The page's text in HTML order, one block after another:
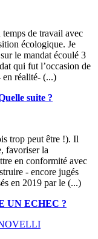
temps de travail avec
écologique. Je
le mandat écoulé 3
qui fut l’occasion de
en réalité- (...)
suite ?
trop peut être !). Il
favoriser la
en conformité avec
- encore jugés
en 2019 par le (...)
UN ECHEC ?